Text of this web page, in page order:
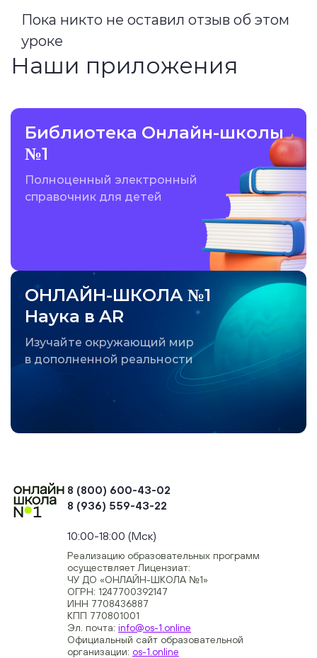
Пока никто не оставил отзыв об этом
уроке
Наши приложения
Библиотека Онлайн-школы
№1
Полноценный электронный
справочник для детей
ОНЛАЙН-ШКОЛА №1
Наука в AR
Изучайте окружающий мир
в дополненной реальности
8 (800) 600-43-02
8 (936) 559-43-22
10:00-18:00 (Мск)
Реализацию образовательных программ
осуществляет Лицензиат:
ЧУ ДО «ОНЛАЙН-ШКОЛА №1»
ОГРН: 1247700392147
ИНН 7708436887
КПП 770801001
Эл. почта: info@os-1.online
Официальный сайт образовательной
организации: os-1.online